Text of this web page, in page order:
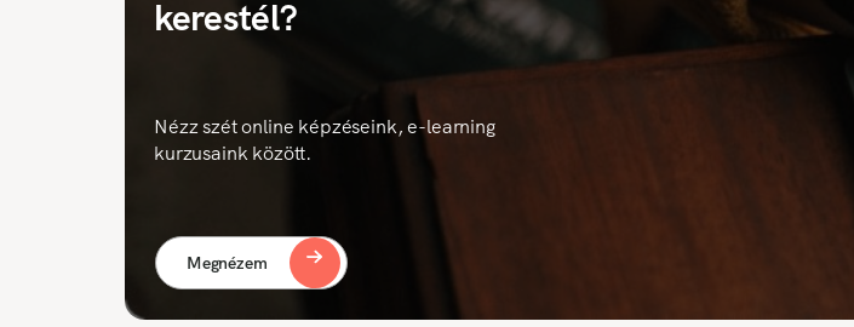
kerestél?
Nézz szét online képzéseink, e-learning
kurzusaink között.
Megnézem